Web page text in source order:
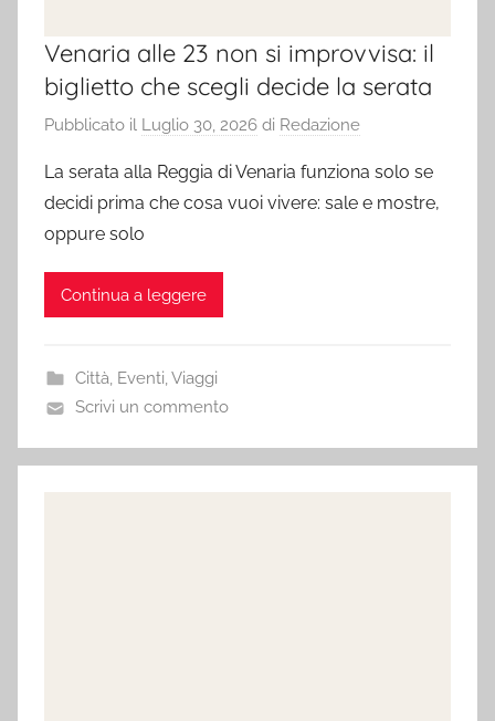
Venaria alle 23 non si improvvisa: il
biglietto che scegli decide la serata
Pubblicato il Luglio 30, 2026 di Redazione
La serata alla Reggia di Venaria funziona solo se
decidi prima che cosa vuoi vivere: sale e mostre,
oppure solo
Continua a leggere
Città, Eventi,Viaggi
Scrivi un commento